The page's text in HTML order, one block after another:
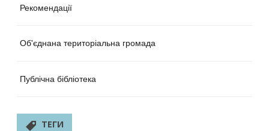
Рекомендації
Об'єднана територіальна громада
Публічна бібліотека
ТЕГИ